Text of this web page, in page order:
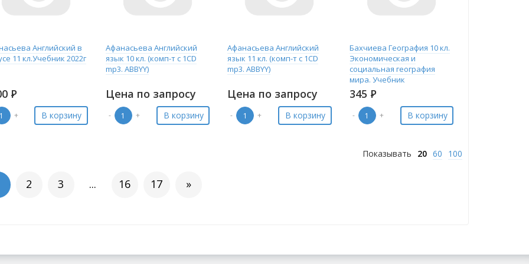
Английский в
11 кл.Учебник 2022г
Р
+ В корзину
Афанасьева Английский
язык 10 кл. (комп-т с 1CD
mp3. ABBYY)
Цена по запросу
- + В корзину
Афанасьева Английский
язык 11 кл. (комп-т с 1CD
mp3. ABBYY)
Цена по запросу
- + В корзину
Бахчиева География 10 кл.
Экономическая и
социальная география
мира. Учебник
345 Р
- + В корзину
2 3 ... 16 17 »
Показывать 20 60 100